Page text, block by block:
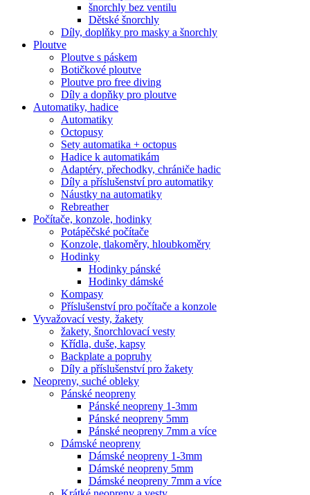
šnorchly bez ventilu
Dětské šnorchly
Díly, doplňky pro masky a šnorchly
Ploutve
Ploutve s páskem
Botičkové ploutve
Ploutve pro free diving
Díly a dopňky pro ploutve
Automatiky, hadice
Automatiky
Octopusy
Sety automatika + octopus
Hadice k automatikám
Adaptéry, přechodky, chrániče hadic
Díly a příslušenství pro automatiky
Náustky na automatiky
Rebreather
Počítače, konzole, hodinky
Potápěčské počítače
Konzole, tlakoměry, hloubkoměry
Hodinky
Hodinky pánské
Hodinky dámské
Kompasy
Příslušenství pro počítače a konzole
Vyvažovací vesty, žakety
žakety, šnorchlovací vesty
Křídla, duše, kapsy
Backplate a popruhy
Díly a příslušenství pro žakety
Neopreny, suché obleky
Pánské neopreny
Pánské neopreny 1-3mm
Pánské neopreny 5mm
Pánské neopreny 7mm a více
Dámské neopreny
Dámské neopreny 1-3mm
Dámské neopreny 5mm
Dámské neopreny 7mm a více